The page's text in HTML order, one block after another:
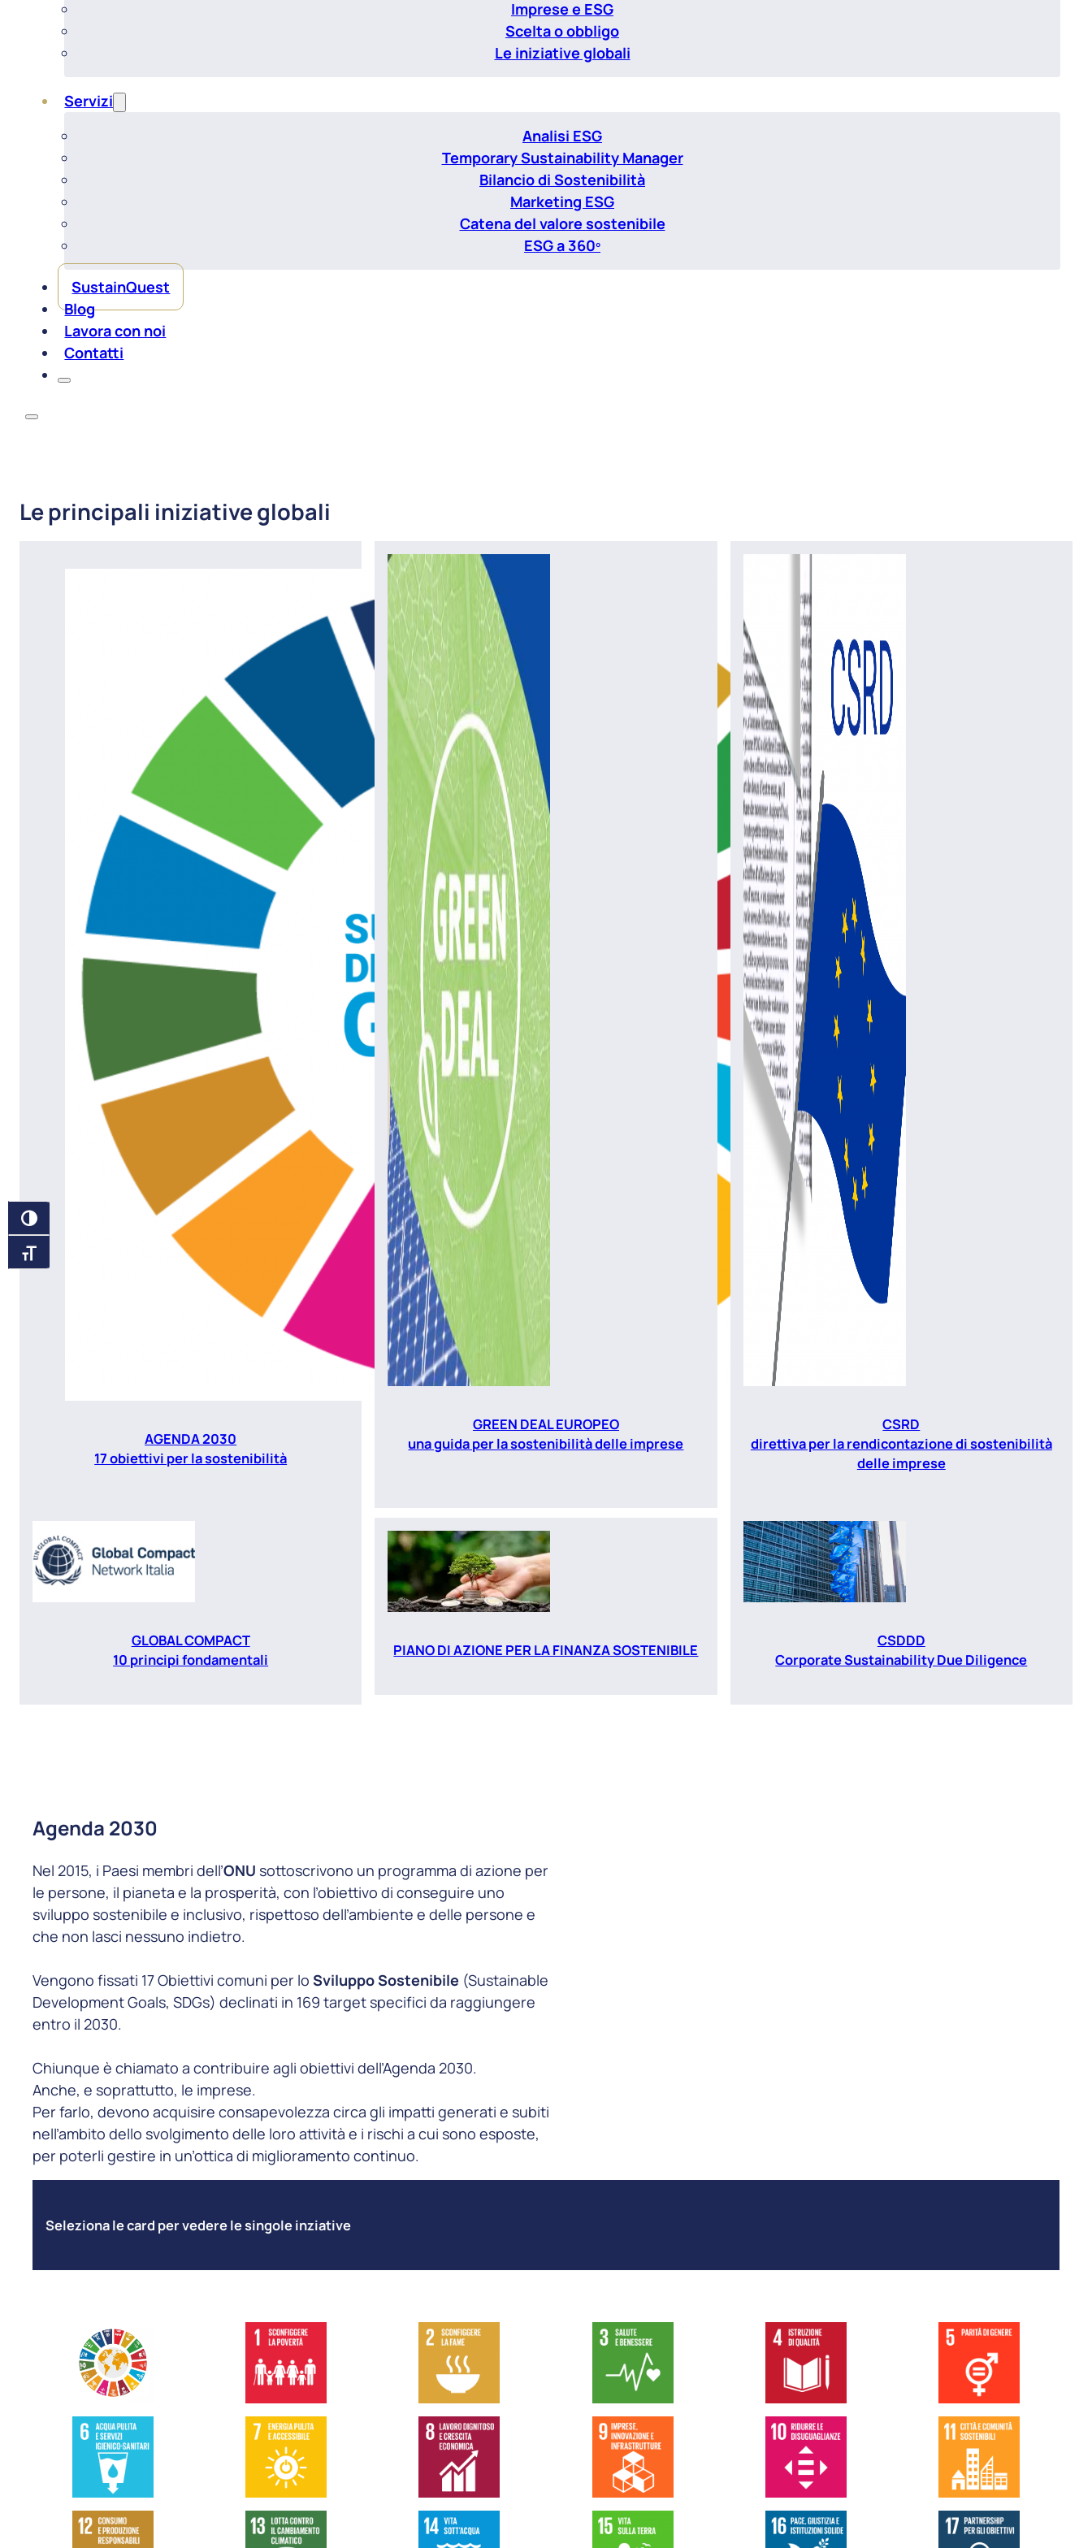
ATTIVA/DISATTIVA ALTO CONTRASTO
ATTIVA/DISATTIVA DIMENSIONE TESTO
Imprese e ESG
Scelta o obbligo
Le iniziative globali
Servizi
Analisi ESG
Temporary Sustainability Manager
Bilancio di Sostenibilità
Marketing ESG
Catena del valore sostenibile
ESG a 360º
SustainQuest
Blog
Lavora con noi
Contatti
Le principali iniziative globali
AGENDA 2030
17 obiettivi per la sostenibilità
GREEN DEAL EUROPEO
una guida per la sostenibilità delle imprese
CSRD
direttiva per la rendicontazione di sostenibilità
delle imprese
GLOBAL COMPACT
10 principi fondamentali
PIANO DI AZIONE PER LA FINANZA SOSTENIBILE
CSDDD
Corporate Sustainability Due Diligence
Agenda 2030
Nel 2015, i Paesi membri dell’ONU sottoscrivono un programma di azione per
le persone, il pianeta e la prosperità, con l’obiettivo di conseguire uno
sviluppo sostenibile e inclusivo, rispettoso dell’ambiente e delle persone e
che non lasci nessuno indietro.
Vengono fissati 17 Obiettivi comuni per lo Sviluppo Sostenibile (Sustainable
Development Goals, SDGs) declinati in 169 target specifici da raggiungere
entro il 2030.
Chiunque è chiamato a contribuire agli obiettivi dell’Agenda 2030.
Anche, e soprattutto, le imprese.
Per farlo, devono acquisire consapevolezza circa gli impatti generati e subiti
nell’ambito dello svolgimento delle loro attività e i rischi a cui sono esposte,
per poterli gestire in un’ottica di miglioramento continuo.
Seleziona le card per vedere le singole inziative